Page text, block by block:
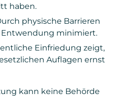
haben.
physische Barrieren
Entwendung minimiert.
Einfriedung zeigt,
Auflagen ernst
kann keine Behörde